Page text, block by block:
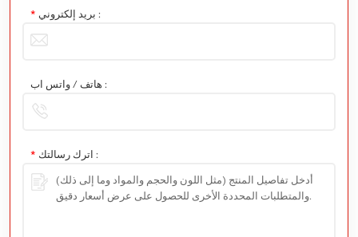
* بريد إلكتروني :
هاتف / واتس اب :
* اترك رسالتك :